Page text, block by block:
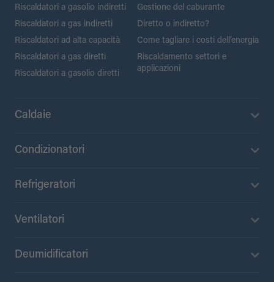
Riscaldatori a gasolio indiretti
Riscaldatori a gas indiretti
Riscaldatori ad alta capacità
Riscaldatori a gas diretti
Riscaldatori a gasolio diretti
Gestione del caburante
Diretto o indiretto?
Come tagliare i costi dell’energia
Riscaldamento settori e
applicazioni
Caldaie
Condizionatori
Refrigeratori
Ventilatori
Deumidificatori